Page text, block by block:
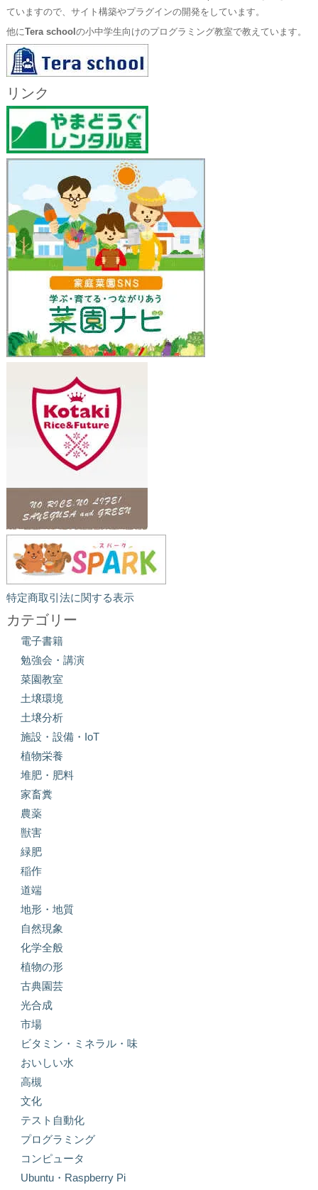
ていますので、サイト構築やプラグインの開発をしています。
他にTera school の小中学生向けのプログラミング教室で教えています。
リンク
特定商取引法に関する表示
カテゴリー
電子書籍
勉強会・講演
菜園教室
土壌環境
土壌分析
施設・設備・IoT
植物栄養
堆肥・肥料
家畜糞
農薬
獣害
緑肥
稲作
道端
地形・地質
自然現象
化学全般
植物の形
古典園芸
光合成
市場
ビタミン・ミネラル・味
おいしい水
高槻
文化
テスト自動化
プログラミング
コンピュータ
Ubuntu・Raspberry Pi